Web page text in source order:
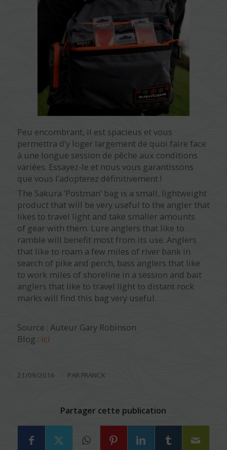
Peu encombrant, il est spacieus et vous
permettra d’y loger largement de quoi faire face
à une longue session de pêche aux conditions
variées. Essayez-le et nous vous garantissons
que vous l’adopterez définitivement !
The Sakura ‘Postman’ bag is a small, lightweight
product that will be very useful to the angler that
likes to travel light and take smaller amounts
of gear with them. Lure anglers that like to
ramble will benefit most from its use. Anglers
that like to roam a few miles of river bank in
search of pike and perch, bass anglers that like
to work miles of shoreline in a session and bait
anglers that like to travel light to distant rock
marks will find this bag very useful.
Source : Auteur Gary Robinson
Blog : ici
21/09/2016 PAR FRANCK
Partager cette publication